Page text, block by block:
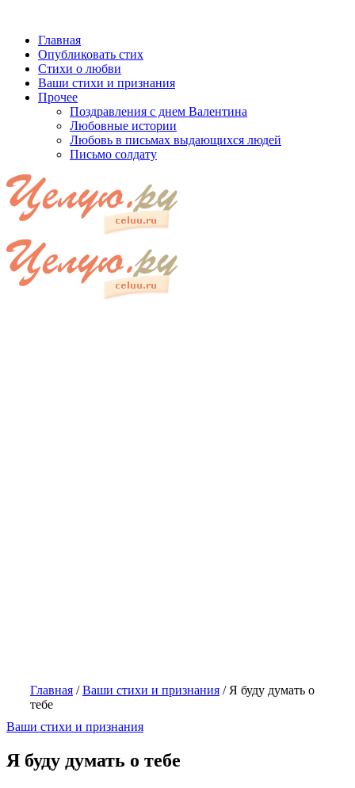
Главная
Опубликовать стих
Стихи о любви
Ваши стихи и признания
Прочее
Поздравления с днем Валентина
Любовные истории
Любовь в письмах выдающихся людей
Письмо солдату
Главная /Ваши стихи и признания / Я буду думать о
тебе
Ваши стихи и признания
Я буду думать о тебе